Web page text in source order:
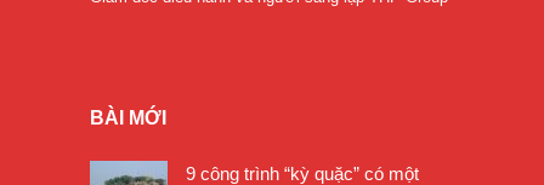
BÀI MỚI
9 công trình “kỳ quặc” có một